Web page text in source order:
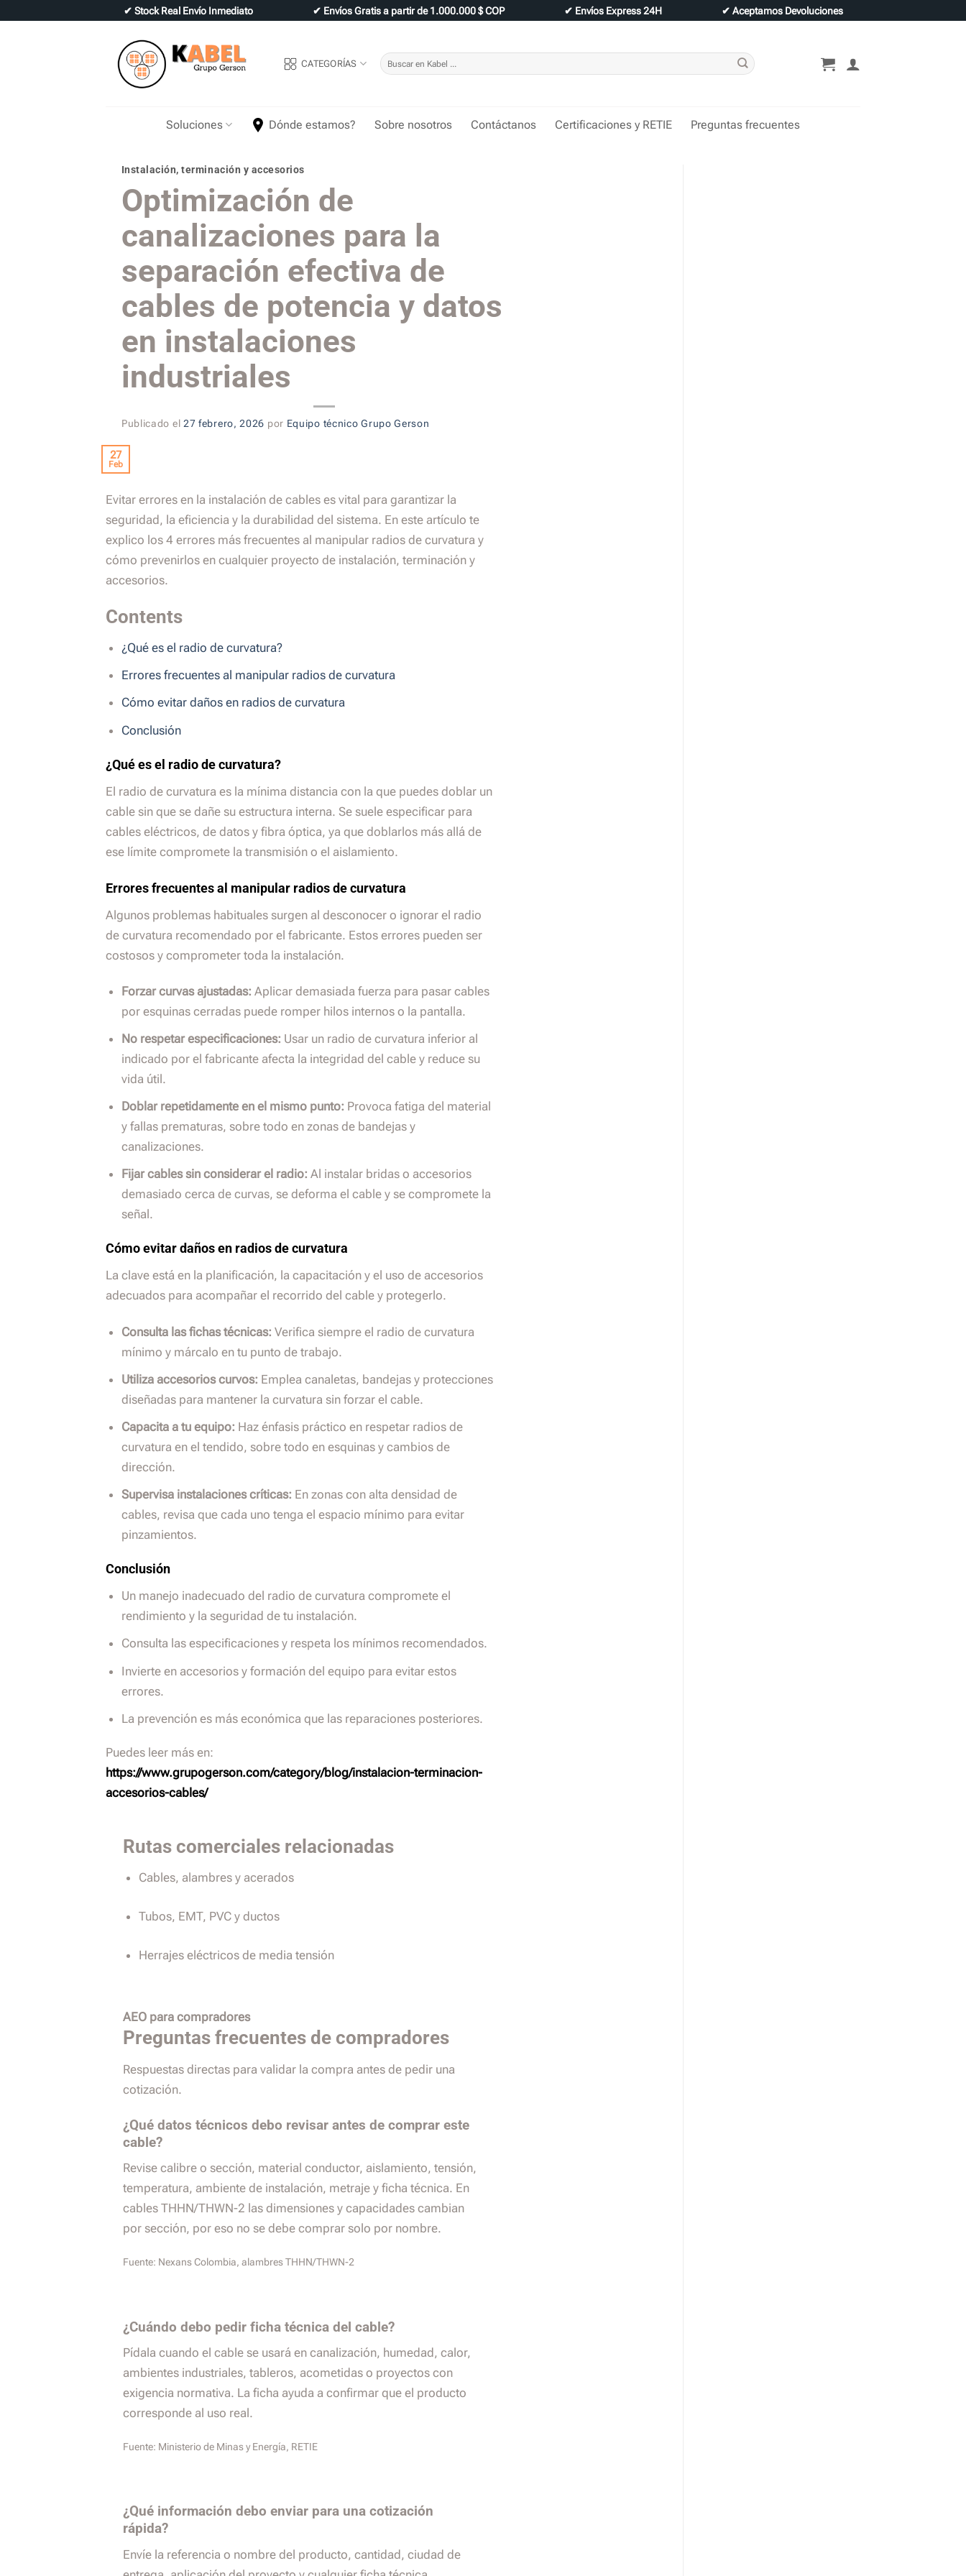
to
✔ Stock Real Envío Inmediato ✔ Envíos Gratis a partir de 1.000.000 $ COP ✔ Envíos Express 24H ✔ Aceptamos Devoluciones
CATEGORÍAS
Buscar
por:
Soluciones Dónde estamos? Sobre nosotros Contáctanos Certificaciones y RETIE Preguntas frecuentes
Instalación, terminación y accesorios
Optimización de
canalizaciones para la
separación efectiva de
cables de potencia y datos
en instalaciones
industriales
Publicado el 27 febrero, 2026 por Equipo técnico Grupo Gerson
27
Feb
Evitar errores en la instalación de cables es vital para garantizar la
seguridad, la eficiencia y la durabilidad del sistema. En este artículo te
explico los 4 errores más frecuentes al manipular radios de curvatura y
cómo prevenirlos en cualquier proyecto de instalación, terminación y
accesorios.
Contents
¿Qué es el radio de curvatura?
Errores frecuentes al manipular radios de curvatura
Cómo evitar daños en radios de curvatura
Conclusión
¿Qué es el radio de curvatura?
El radio de curvatura es la mínima distancia con la que puedes doblar un
cable sin que se dañe su estructura interna. Se suele especificar para
cables eléctricos, de datos y fibra óptica, ya que doblarlos más allá de
ese límite compromete la transmisión o el aislamiento.
Errores frecuentes al manipular radios de curvatura
Algunos problemas habituales surgen al desconocer o ignorar el radio
de curvatura recomendado por el fabricante. Estos errores pueden ser
costosos y comprometer toda la instalación.
Forzar curvas ajustadas: Aplicar demasiada fuerza para pasar cables
por esquinas cerradas puede romper hilos internos o la pantalla.
No respetar especificaciones: Usar un radio de curvatura inferior al
indicado por el fabricante afecta la integridad del cable y reduce su
vida útil.
Doblar repetidamente en el mismo punto: Provoca fatiga del material
y fallas prematuras, sobre todo en zonas de bandejas y
canalizaciones.
Fijar cables sin considerar el radio: Al instalar bridas o accesorios
demasiado cerca de curvas, se deforma el cable y se compromete la
señal.
Cómo evitar daños en radios de curvatura
La clave está en la planificación, la capacitación y el uso de accesorios
adecuados para acompañar el recorrido del cable y protegerlo.
Consulta las fichas técnicas: Verifica siempre el radio de curvatura
mínimo y márcalo en tu punto de trabajo.
Utiliza accesorios curvos: Emplea canaletas, bandejas y protecciones
diseñadas para mantener la curvatura sin forzar el cable.
Capacita a tu equipo: Haz énfasis práctico en respetar radios de
curvatura en el tendido, sobre todo en esquinas y cambios de
dirección.
Supervisa instalaciones críticas: En zonas con alta densidad de
cables, revisa que cada uno tenga el espacio mínimo para evitar
pinzamientos.
Conclusión
Un manejo inadecuado del radio de curvatura compromete el
rendimiento y la seguridad de tu instalación.
Consulta las especificaciones y respeta los mínimos recomendados.
Invierte en accesorios y formación del equipo para evitar estos
errores.
La prevención es más económica que las reparaciones posteriores.
Puedes leer más en:
https://www.grupogerson.com/category/blog/instalacion-terminacion-
accesorios-cables/
Rutas comerciales relacionadas
Cables, alambres y acerados
Tubos, EMT, PVC y ductos
Herrajes eléctricos de media tensión
AEO para compradores
Preguntas frecuentes de compradores
Respuestas directas para validar la compra antes de pedir una
cotización.
¿Qué datos técnicos debo revisar antes de comprar este
cable?
Revise calibre o sección, material conductor, aislamiento, tensión,
temperatura, ambiente de instalación, metraje y ficha técnica. En
cables THHN/THWN-2 las dimensiones y capacidades cambian
por sección, por eso no se debe comprar solo por nombre.
Fuente: Nexans Colombia, alambres THHN/THWN-2
¿Cuándo debo pedir ficha técnica del cable?
Pídala cuando el cable se usará en canalización, humedad, calor,
ambientes industriales, tableros, acometidas o proyectos con
exigencia normativa. La ficha ayuda a confirmar que el producto
corresponde al uso real.
Fuente: Ministerio de Minas y Energía, RETIE
¿Qué información debo enviar para una cotización
rápida?
Envíe la referencia o nombre del producto, cantidad, ciudad de